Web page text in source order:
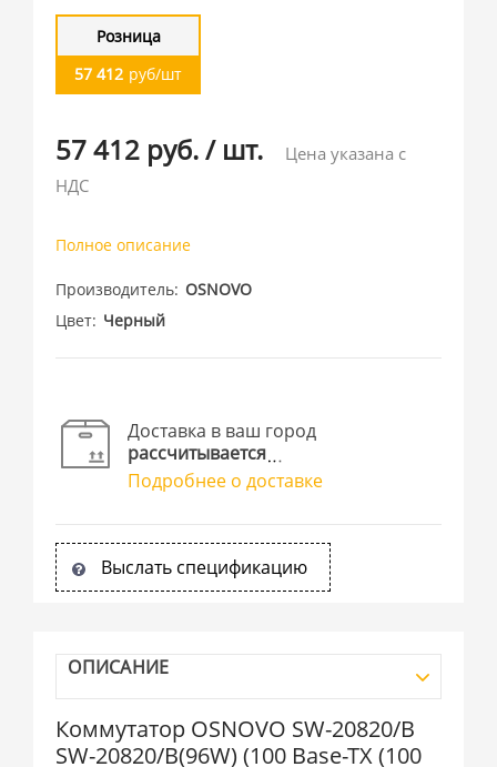
Розница
57 412 руб/шт
57 412 руб./ шт.
Цена указана с
НДС
Полное описание
Производитель OSNOVO
Цвет Черный
Доставка в ваш город
рассчитывается
Подробнее о доставке
Выслать спецификацию
ОПИСАНИЕ
Коммутатор OSNOVO SW-20820/B
SW-20820/B(96W) (100 Base-TX (100